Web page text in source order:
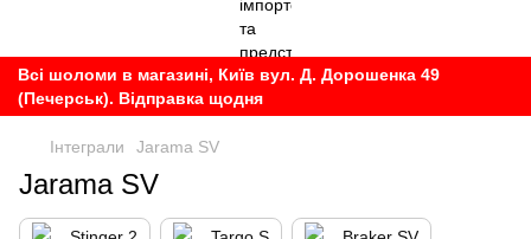
Всі шоломи в магазині, Київ вул. Д. Дорошенка 49
(Печерськ). Відправка щодня
Інтеграли Jarama SV
Jarama SV